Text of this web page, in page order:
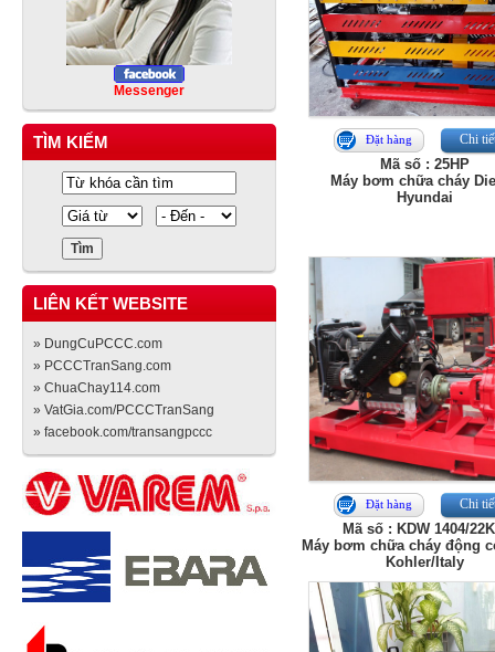
Messenger
TÌM KIẾM
LIÊN KẾT WEBSITE
» DungCuPCCC.com
» PCCCTranSang.com
» ChuaChay114.com
» VatGia.com/PCCCTranSang
» facebook.com/transangpccc
Đặt hàng Chi
Mã số : 25HP
Máy bơm chữa cháy
Hyundai
Đặt hàng Chi
Mã số : KDW 1404/
Máy bơm chữa cháy động
Kohler/Italy